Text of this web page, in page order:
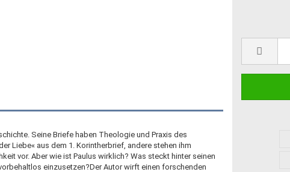
Seine Briefe haben Theologie und Praxis des
Liebe« aus dem 1. Korintherbrief, andere stehen ihm
vor. Aber wie ist Paulus wirklich? Was steckt hinter seinen
einzusetzen?Der Autor wirft einen forschenden